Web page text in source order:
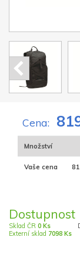
Cena:
Množství
Vaše cena
Dostupnost
Sklad ČR 0 Ks
Externí sklad 7098 Ks